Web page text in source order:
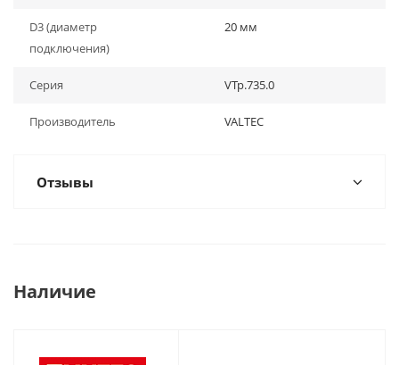
D3 (диаметр
подключения)
20 мм
Серия VTp.735.0
Производитель VALTEC
Отзывы
Наличие